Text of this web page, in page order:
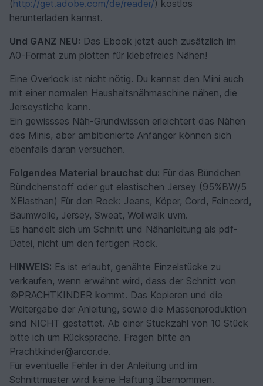
(http://get.adobe.com/de/reader/) kostlos
herunterladen kannst.
Und GANZ NEU: Das Ebook jetzt auch zusätzlich im
A0-Format zum plotten für klebefreies Nähen!
Eine Overlock ist nicht nötig. Du kannst den Mini auch
mit einer normalen Haushaltsnähmaschine nähen, die
Jerseystiche kann.
Ein gewissses Näh-Grundwissen erleichtert das Nähen
des Minis, aber ambitionierte Anfänger können sich
ebenfalls daran versuchen.
Folgendes Material brauchst du: Für das Bündchen
Bündchenstoff oder gut elastischen Jersey (95%BW/5
%Elasthan) Für den Rock: Jeans, Köper, Cord, Feincord,
Baumwolle, Jersey, Sweat, Wollwalk uvm.
Es handelt sich um Schnitt und Nähanleitung als pdf-
Datei, nicht um den fertigen Rock.
HINWEIS: Es ist erlaubt, genähte Einzelstücke zu
verkaufen, wenn erwähnt wird, dass der Schnitt von
©PRACHTKINDER kommt. Das Kopieren und die
Weitergabe der Anleitung, sowie die Massenproduktion
sind NICHT gestattet. Ab einer Stückzahl von 10 Stück
bitte ich um Rücksprache. Fragen bitte an
Prachtkinder@arcor.de.
Für eventuelle Fehler in der Anleitung und im
Schnittmuster wird keine Haftung übernommen.